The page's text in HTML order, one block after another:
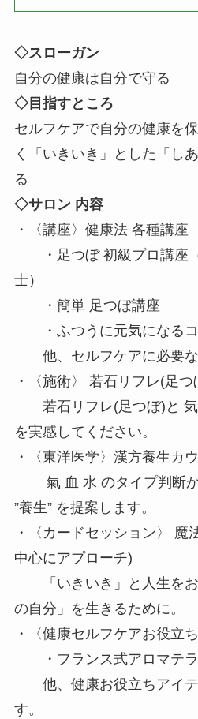
◇スローガン
自分の健康は自分で守る
◇目指すところ
セルフケアで自分の健康を
く「いきいき」とした「し
る
◇サロン 内容
・〈講座〉健康法 各種講座
・足つぼ 初級プロ講座
士）
・簡単 足つぼ講座
・ふつうに元気になるコ
他、セルフケアに必要な
・〈施術〉 若石リフレ(足
若石リフレ(足つぼ)と 気
を実感してください。
・〈東洋医学〉漢方養生カ
氣 血 水 のタイプ判断か
”養生” を提案します。
・〈カードセッション〉 魔
中心にアプローチ)
「いきいき」と人生をお
の自分」を生きるために。
・〈健康セルフケアお役立
・フランス式アロマテラ
他、健康お役立ちアイテ
す。